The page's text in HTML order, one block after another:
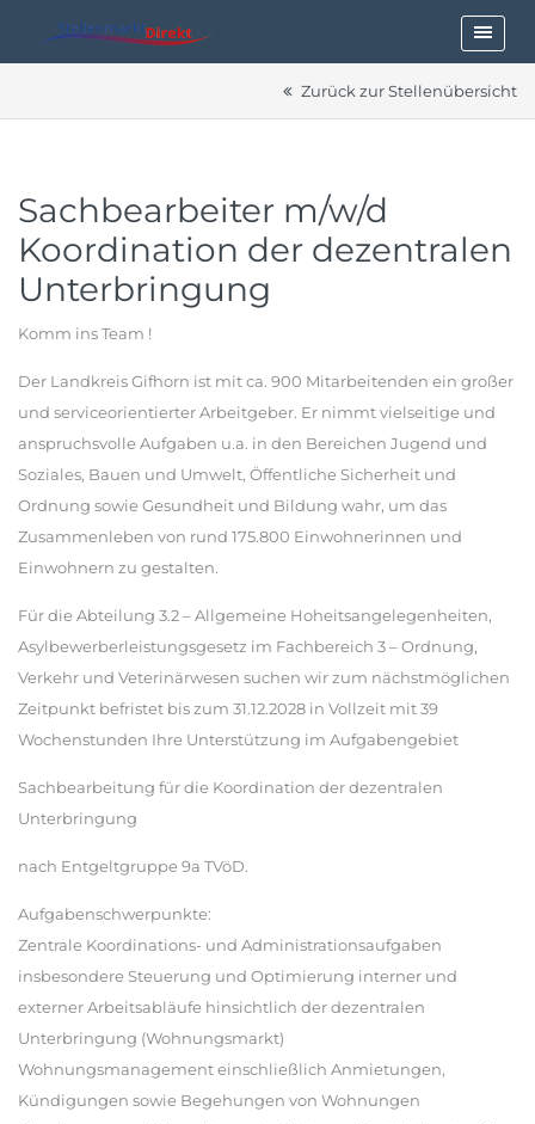
Zurück zur Stellenübersicht
Sachbearbeiter m/w/d
Koordination der dezentralen
Unterbringung
Komm ins Team !
Der Landkreis Gifhorn ist mit ca. 900 Mitarbeitenden ein großer
und serviceorientierter Arbeitgeber. Er nimmt vielseitige und
anspruchsvolle Aufgaben u.a. in den Bereichen Jugend und
Soziales, Bauen und Umwelt, Öffentliche Sicherheit und
Ordnung sowie Gesundheit und Bildung wahr, um das
Zusammenleben von rund 175.800 Einwohnerinnen und
Einwohnern zu gestalten.
Für die Abteilung 3.2 – Allgemeine Hoheitsangelegenheiten,
Asylbewerberleistungsgesetz im Fachbereich 3 – Ordnung,
Verkehr und Veterinärwesen suchen wir zum nächstmöglichen
Zeitpunkt befristet bis zum 31.12.2028 in Vollzeit mit 39
Wochenstunden Ihre Unterstützung im Aufgabengebiet
Sachbearbeitung für die Koordination der dezentralen
Unterbringung
nach Entgeltgruppe 9a TVöD.
Aufgabenschwerpunkte:
Zentrale Koordinations- und Administrationsaufgaben
insbesondere Steuerung und Optimierung interner und
externer Arbeitsabläufe hinsichtlich der dezentralen
Unterbringung (Wohnungsmarkt)
Wohnungsmanagement einschließlich Anmietungen,
Kündigungen sowie Begehungen von Wohnungen